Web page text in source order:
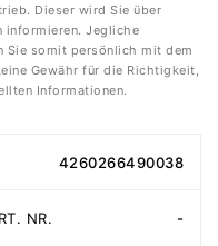
Dieser wird Sie über
informieren. Jegliche
Sie somit persönlich mit dem
Gewähr für die Richtigkeit,
Informationen.
4260266490038
NR. -